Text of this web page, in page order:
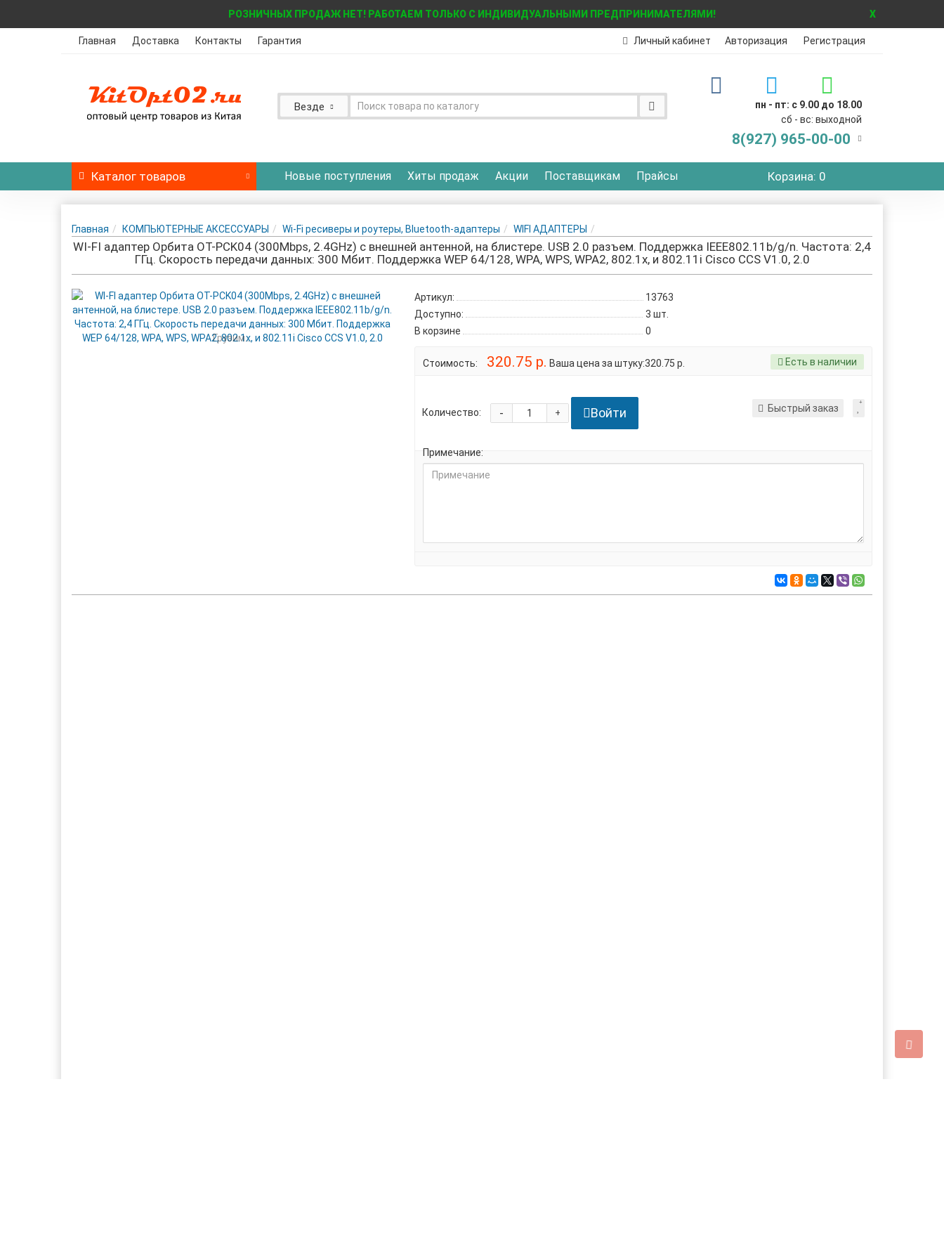
РОЗНИЧНЫХ ПРОДАЖ НЕТ! РАБОТАЕМ ТОЛЬКО С ИНДИВИДУАЛЬНЫМИ ПРЕДПРИНИМАТЕЛЯМИ! X
Главная Доставка Контакты Гарантия Личный кабинет Авторизация Регистрация
Везде
пн - пт: с 9.00 до 18.00
сб - вс: выходной
8(927) 965-00-00
Каталог товаров Новые поступления Хиты продаж Акции Поставщикам Прайсы Корзина: 0
Главная КОМПЬЮТЕРНЫЕ АКСЕССУАРЫ Wi-Fi ресиверы и роутеры, Bluetooth-адаптеры WIFI АДАПТЕРЫ
WI-FI адаптер Орбита OT-PCK04 (300Mbps, 2.4GHz) c внешней антенной, на блистере. USB 2.0 разъем. Поддержка IEEE802.11b/g/n. Частота: 2,4
ГГц. Скорость передачи данных: 300 Мбит. Поддержка WEP 64/128, WPA, WPS, WPA2, 802.1x, и 802.11i Cisco CCS V1.0, 2.0
Грузим...
Артикул:
13763
Доступно:
3 шт.
В корзине
0
Стоимость: 320.75 р. Ваша цена за штуку:320.75 р. Есть в наличии
Количество: +
- Войти Быстрый заказ
Примечание: